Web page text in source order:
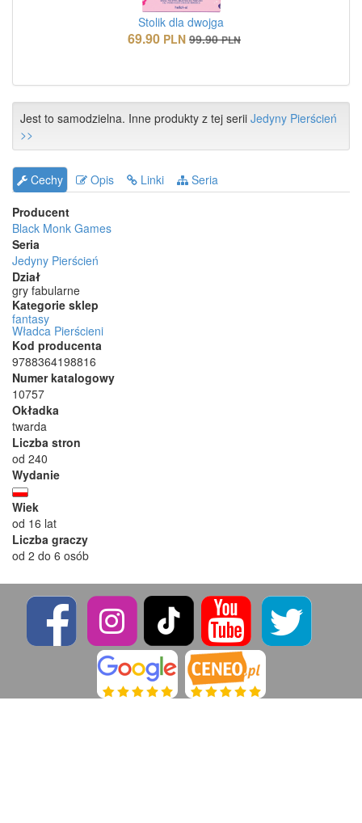
Stolik dla dwojga
69.90 PLN 99.90 PLN
Jest to samodzielna. Inne produkty z tej serii Jedyny Pierścień
>>
Cechy Opis Linki
Seria
Producent
Black Monk Games
Seria
Jedyny Pierścień
Dział
gry fabularne
Kategorie sklep
fantasy
Władca Pierścieni
Kod producenta
9788364198816
Numer katalogowy
10757
Okładka
twarda
Liczba stron
od 240
Wydanie
Wiek
od 16 lat
Liczba graczy
od 2 do 6 osób